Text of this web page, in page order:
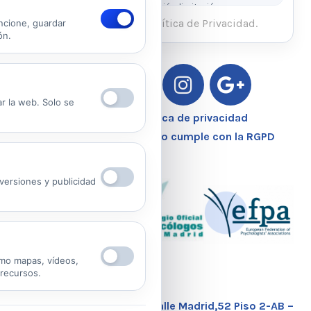
rectificación, supresión, oposición, limitación y
portabilidad escribiendo al email legal indicado.
Ver Política de Cookies
He leído y acepto la Política de Privacidad.
Aviso Legal – Política de privacidad
Nuestro Centro Sanitario cumple con la RGPD
Calle Madrid,52 Piso 2-AB –
guardar
la web. Solo se
y publicidad
mapas, vídeos,